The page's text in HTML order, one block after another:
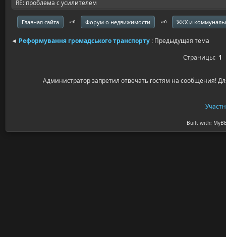
RE: проблема с усилителем
Главная сайта 🗝️ Форум о недвижимости 🗝️ ЖКХ и
◄ Реформування громадського транспорту : Предыдущая тема
Страницы: 1
Администратор запретил отвечать гостям на сообщения!
Built with: